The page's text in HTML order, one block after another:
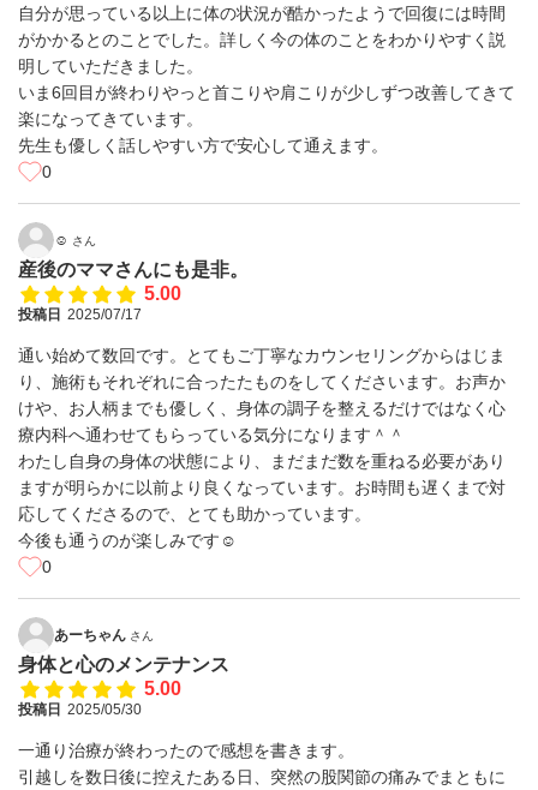
自分が思っている以上に体の状況が酷かったようで回復には時間
がかかるとのことでした。詳しく今の体のことをわかりやすく説
明していただきました。
いま6回目が終わりやっと首こりや肩こりが少しずつ改善してきて
楽になってきています。
先生も優しく話しやすい方で安心して通えます。
0
☺︎ さん
産後のママさんにも是非。
5.00
投稿日 2025/07/17
通い始めて数回です。とてもご丁寧なカウンセリングからはじま
り、施術もそれぞれに合ったたものをしてくださいます。お声か
けや、お人柄までも優しく、身体の調子を整えるだけではなく心
療内科へ通わせてもらっている気分になります＾＾
わたし自身の身体の状態により、まだまだ数を重ねる必要があり
ますが明らかに以前より良くなっています。お時間も遅くまで対
応してくださるので、とても助かっています。
今後も通うのが楽しみです☺︎
0
あーちゃん さん
身体と心のメンテナンス
5.00
投稿日 2025/05/30
一通り治療が終わったので感想を書きます。
引越しを数日後に控えたある日、突然の股関節の痛みでまともに